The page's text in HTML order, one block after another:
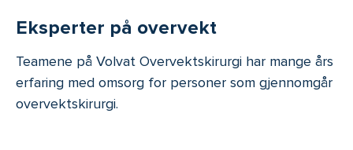
Eksperter på overvekt
Teamene på Volvat Overvektskirurgi har mange års
erfaring med omsorg for personer som gjennomgår
overvektskirurgi.